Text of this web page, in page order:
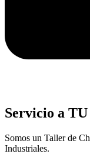
Servicio a
Somos un Taller de
Industriales.